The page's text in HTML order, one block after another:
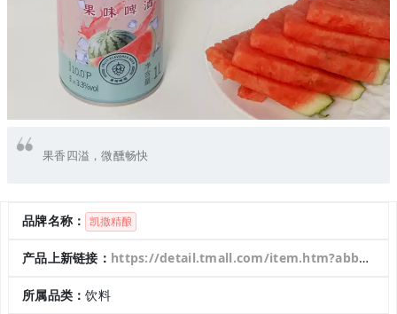
果香四溢，微醺畅快
品牌名称： 凯撒精酿
产品上新链接： https://detail.tmall.com/item.htm?abbucket=1&id=966117404097&mi_id=0000xJR4Ag5Oa-0O8ubKcwdWvgLwOkmuoLRZNDkpEgC2PwQ&ns=1&priceTId=213e07f417558764773288676e0e57&skuId=5906333044769&spm=a21n57.1.hoverItem.2&utparam=%7B%22aplus_abtest%22%3A%22cc24e0b729d4bc7cd4eec85b5c9274c3%22%7D&xxc=taobaoSearch
所属品类：饮料